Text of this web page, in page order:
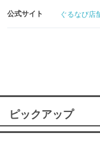
公式サイト ぐるなび店
ピックアップ